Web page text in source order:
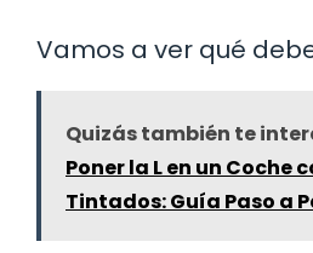
Vamos a ver qué
Quizás también te
Poner la L en un Coche
Tintados: Guía Paso a